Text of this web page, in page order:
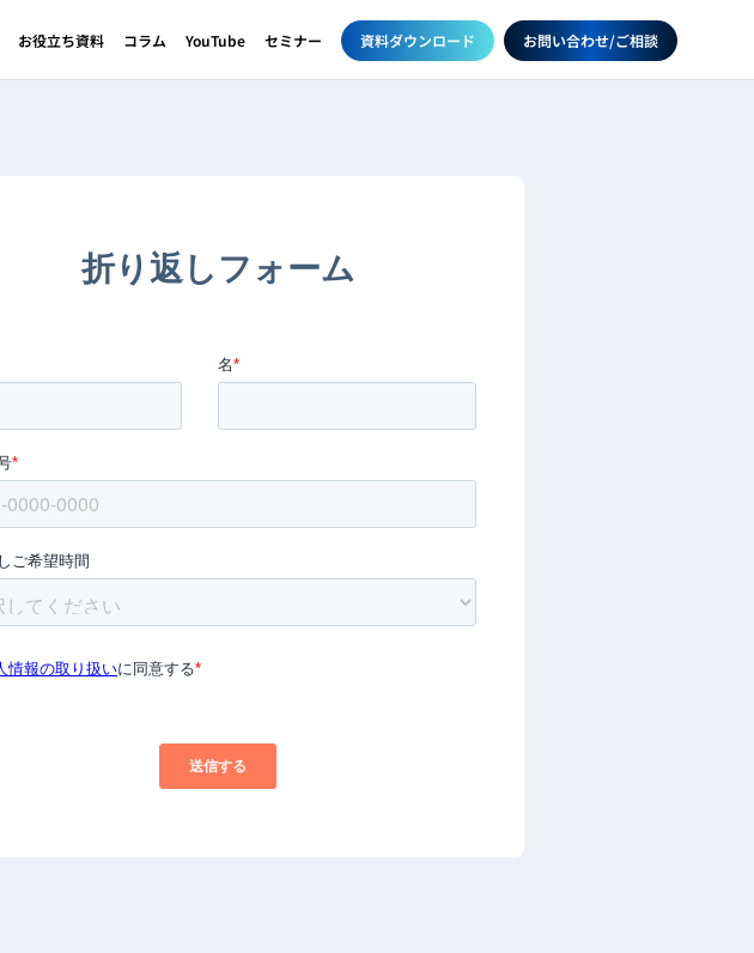
お役立ち資料 コラム YouTube セミナー 資料ダウンロード お問い合わせ/ご相談